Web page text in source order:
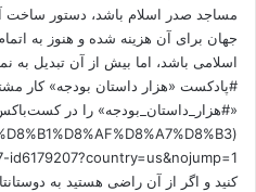
مساجد صدر اسلام باشد، دستور ساخت
جهان برای آن هزینه شده و هنوز به
اسلامی باشد، اما بیش از آن تبدیل
#پادکست «هزار داستان بودجه» کار
«#هزار_داستان_بودجه» را در
کنید و اگر از آن راضی هستید به